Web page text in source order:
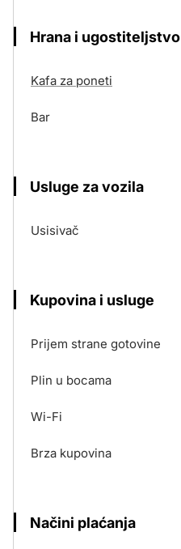
Hrana i ugostiteljstvo
Kafa za poneti
Bar
Usluge za vozila
Usisivač
Kupovina i usluge
Prijem strane gotovine
Plin u bocama
Wi-Fi
Brza kupovina
Načini plaćanja